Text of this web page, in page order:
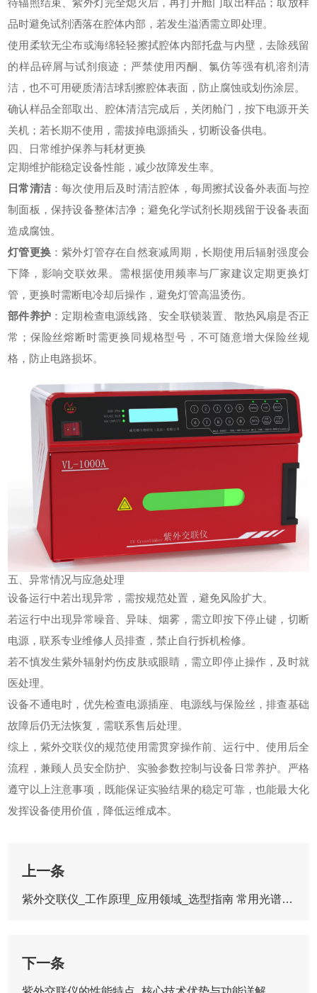
待辐照结束、紫外灯完全熄灭后，再打开舱门取出样品；取放样
品时避免试剂洒落在腔体内部，若发生溢洒需立即处理。
使用柔软无尘布或海绵轻轻擦拭腔体内部托盘与内壁，去除残留
的样品碎屑与试剂痕迹；严禁使用丙酮、氯仿等强有机溶剂清
洁，也不可用硬质清洁球刮擦腔体表面，防止腐蚀或划伤涂层。
确认样品全部取出、腔体清洁完成后，关闭舱门，按下电源开关
关机；若长期不使用，需拔掉电源插头，切断设备供电。
四、日常维护保养与耗材更换
定期维护能稳定设备性能，减少故障发生率。
日常清洁：每次使用后及时清洁腔体，每周擦拭设备外表面与控
制面板，保持设备整体洁净；避免化学试剂长期残留于设备表面
造成腐蚀。
灯管更换 ：紫外灯管存在自然衰减周期，长期使用后辐射强度会
下降，影响交联效果。需根据使用频率与厂家建议定期更换灯
管，更换时需断电冷却后操作，避免灯管高温烫伤。
部件养护 ：定期检查电源线路、安全联锁装置、散热风扇是否正
常；保险丝熔断时需更换同规格型号，不可随意增大保险丝规
格，防止电路损坏。
五、异常情况与应急处理
设备运行中若出现异常，需按规范处置，避免风险扩大。
若运行中出现异常噪音、异味、烟雾，需立即按下停止键，切断
电源，联系专业维修人员排查，禁止自行拆机检修。
若不慎发生紫外辐射灼伤皮肤或眼睛，需立即停止操作，及时就
医处理。
设备不通电时，优先检查电源插座、电源线与保险丝，排查基础
故障后仍无法恢复，需联系售后处理。
综上， 紫外交联仪的规范使用需贯穿操作前、运行中、使用后全
流程，兼顾人员安全防护、实验参数控制与设备日常养护。严格
遵守以上注意事项，既能保证实验结果的稳定可靠，也能最大化
发挥设备使用价值，降低运维成本。
上一条
紫外交联仪_工作原理_应用领域_选型指南 常用光谱分析仪器
下一条